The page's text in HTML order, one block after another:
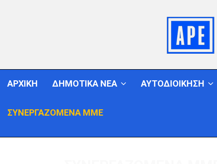
ΑΡΧΙΚΗ ΔΗΜΟΤΙΚΑ ΝΕΑ ΑΥΤΟΔΙΟΙΚΗΣΗ
ΣΥΝΕΡΓΑΖΟΜΕΝΑ ΜΜΕ